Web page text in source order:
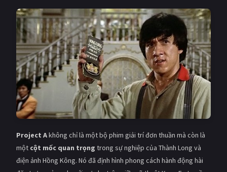
Project Akhông chỉ là một bộ phim giải trí đơn thuần mà còn là
một cột mốc quan trọng trong sự nghiệp của Thành Long và
điện ảnh Hồng Kông. Nó đã định hình phong cách hành động hài